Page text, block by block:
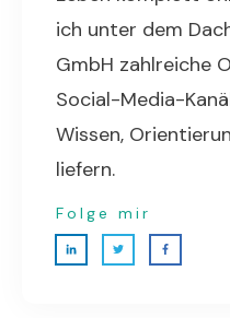
ich unter dem
GmbH zahlreiche
Social-Media-
Wissen,
liefern.
Folge mir